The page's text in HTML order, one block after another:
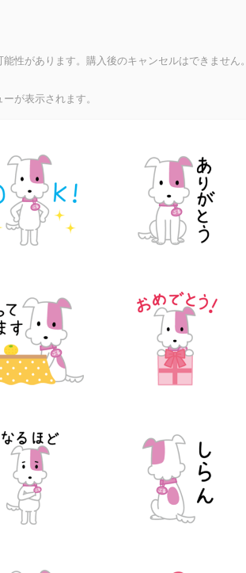
性があります。購入後のキャンセルはできません。
が表示されます。